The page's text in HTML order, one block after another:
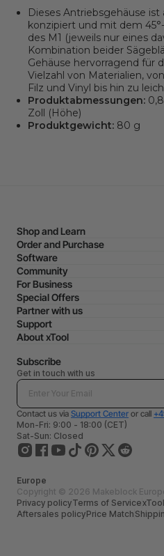
Dieses Antriebsgehäuse ist
konzipiert und mit dem
des M1 (jeweils nur eines
Kombination beider
Gehäuse hervorragend für
Vielzahl von Materialien,
Filz und Vinyl bis hin zu
Produktabmessungen:
Zoll (Höhe)
Produktgewicht: 80 g
Shop and Learn
Order and Purchase
Software
Community
For Business
Special Offers
Partner with us
Support
About xTool
Subscribe
Get in touch with us
Contact us via Support Center or call
Mon-Fri: 9:00 - 18:00 (CET)
Sat-Sun: Closed
Europe
Copyright © 2026 Makeblock
Privacy policyTerms of Service
Aftersales policyPrice Match